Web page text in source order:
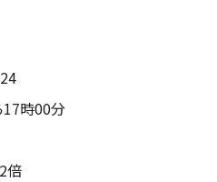
17時00分
倍